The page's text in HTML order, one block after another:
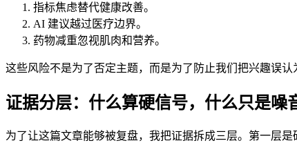
指标焦虑替代健康改善。
AI 建议越过医疗边界。
药物减重忽视肌肉和营养。
这些风险不是为了否定主题，而是为了防止我们把兴趣误
证据分层：什么算硬信号，什么只是噪
为了让这篇文章能够被复盘，我把证据拆成三层。第一层